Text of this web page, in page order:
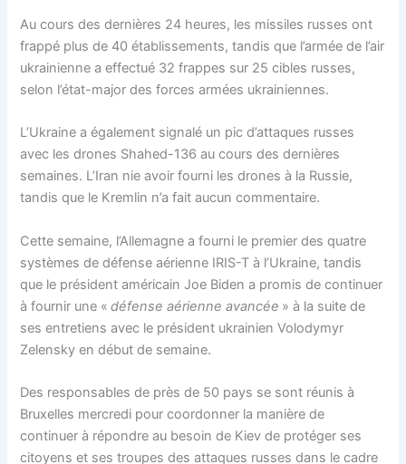
Au cours des dernières 24 heures, les missiles russes ont
frappé plus de 40 établissements, tandis que l’armée de l’air
ukrainienne a effectué 32 frappes sur 25 cibles russes,
selon l’état-major des forces armées ukrainiennes.
L’Ukraine a également signalé un pic d’attaques russes
avec les drones Shahed-136 au cours des dernières
semaines. L’Iran nie avoir fourni les drones à la Russie,
tandis que le Kremlin n’a fait aucun commentaire.
Cette semaine, l’Allemagne a fourni le premier des quatre
systèmes de défense aérienne IRIS-T à l’Ukraine, tandis
que le président américain Joe Biden a promis de continuer
à fournir une « défense aérienne avancée » à la suite de
ses entretiens avec le président ukrainien Volodymyr
Zelensky en début de semaine.
Des responsables de près de 50 pays se sont réunis à
Bruxelles mercredi pour coordonner la manière de
continuer à répondre au besoin de Kiev de protéger ses
citoyens et ses troupes des attaques russes dans le cadre